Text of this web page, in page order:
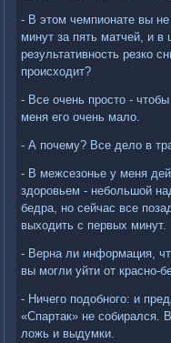
- В этом чемпионате вы
минут за пять матчей, и
результативность резко
происходит?
- Все очень просто -
меня его очень мало.
- А почему? Все дело в
- В межсезонье у меня
здоровьем - небольшой
бедра, но сейчас все
выходить с первых минут.
- Верна ли информация,
вы могли уйти от красно-
- Ничего подобного: и
«Спартак» не собирался.
ложь и выдумки.